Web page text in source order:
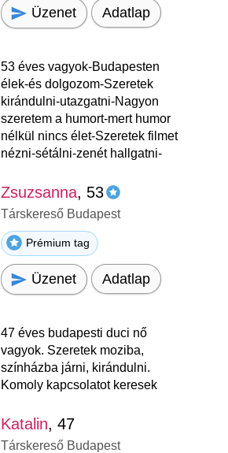
Üzenet Adatlap
53 éves vagyok-Budapesten
élek-és dolgozom-Szeretek
kirándulni-utazgatni-Nagyon
szeretem a humort-mert humor
nélkül nincs élet-Szeretek filmet
nézni-sétálni-zenét hallgatni-
Zsuzsanna, 53
Társkereső Budapest
Prémium tag
Üzenet Adatlap
47 éves budapesti duci nő
vagyok. Szeretek moziba,
színházba járni, kirándulni.
Komoly kapcsolatot keresek
Katalin, 47
Társkereső Budapest